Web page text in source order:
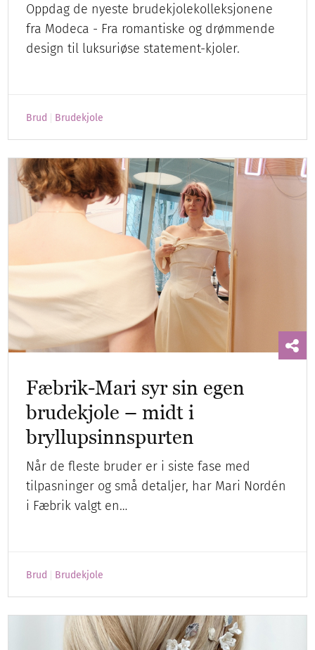
Oppdag de nyeste brudekjolekolleksjonene
fra Modeca - Fra romantiske og drømmende
design til luksuriøse statement-kjoler.
Brud Brudekjole
Fæbrik-Mari syr sin egen
brudekjole – midt i
bryllupsinnspurten
Når de fleste bruder er i siste fase med
tilpasninger og små detaljer, har Mari Nordén
i Fæbrik valgt en…
Brud Brudekjole